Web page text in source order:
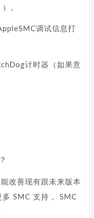
。
调试信息打
计时器（如果意
改善现有跟未来版本
SMC 支持， SMC